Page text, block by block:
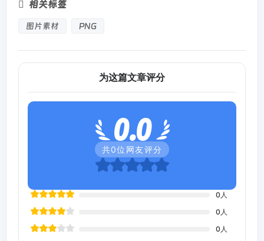
相关标签
图片素材 PNG
为这篇文章评分
0.0
共0位网友评分
0 人
0 人
0 人